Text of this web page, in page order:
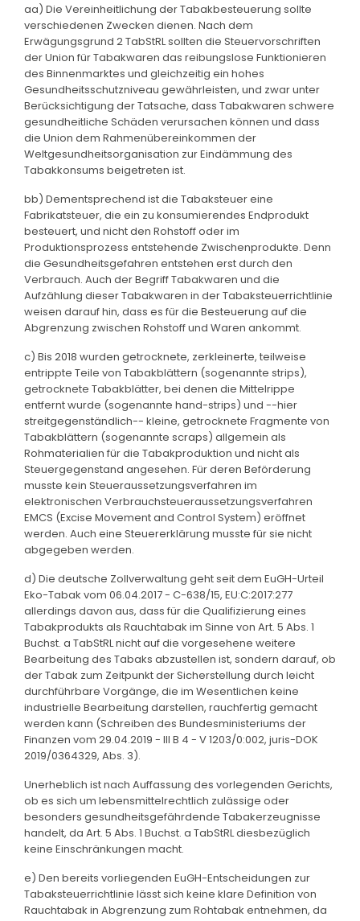
aa) Die Vereinheitlichung der Tabakbesteuerung sollte
verschiedenen Zwecken dienen. Nach dem
Erwägungsgrund 2 TabStRL sollten die Steuervorschriften
der Union für Tabakwaren das reibungslose Funktionieren
des Binnenmarktes und gleichzeitig ein hohes
Gesundheitsschutzniveau gewährleisten, und zwar unter
Berücksichtigung der Tatsache, dass Tabakwaren schwere
gesundheitliche Schäden verursachen können und dass
die Union dem Rahmenübereinkommen der
Weltgesundheitsorganisation zur Eindämmung des
Tabakkonsums beigetreten ist.
bb) Dementsprechend ist die Tabaksteuer eine
Fabrikatsteuer, die ein zu konsumierendes Endprodukt
besteuert, und nicht den Rohstoff oder im
Produktionsprozess entstehende Zwischenprodukte. Denn
die Gesundheitsgefahren entstehen erst durch den
Verbrauch. Auch der Begriff Tabakwaren und die
Aufzählung dieser Tabakwaren in der Tabaksteuerrichtlinie
weisen darauf hin, dass es für die Besteuerung auf die
Abgrenzung zwischen Rohstoff und Waren ankommt.
c) Bis 2018 wurden getrocknete, zerkleinerte, teilweise
entrippte Teile von Tabakblättern (sogenannte strips),
getrocknete Tabakblätter, bei denen die Mittelrippe
entfernt wurde (sogenannte hand-strips) und --hier
streitgegenständlich-- kleine, getrocknete Fragmente von
Tabakblättern (sogenannte scraps) allgemein als
Rohmaterialien für die Tabakproduktion und nicht als
Steuergegenstand angesehen. Für deren Beförderung
musste kein Steueraussetzungsverfahren im
elektronischen Verbrauchsteueraussetzungsverfahren
EMCS (Excise Movement and Control System) eröffnet
werden. Auch eine Steuererklärung musste für sie nicht
abgegeben werden.
d) Die deutsche Zollverwaltung geht seit dem EuGH-Urteil
Eko-Tabak vom 06.04.2017 - C-638/15, EU:C:2017:277
allerdings davon aus, dass für die Qualifizierung eines
Tabakprodukts als Rauchtabak im Sinne von Art. 5 Abs. 1
Buchst. a TabStRL nicht auf die vorgesehene weitere
Bearbeitung des Tabaks abzustellen ist, sondern darauf, ob
der Tabak zum Zeitpunkt der Sicherstellung durch leicht
durchführbare Vorgänge, die im Wesentlichen keine
industrielle Bearbeitung darstellen, rauchfertig gemacht
werden kann (Schreiben des Bundesministeriums der
Finanzen vom 29.04.2019 - III B 4 - V 1203/0:002, juris-DOK
2019/0364329, Abs. 3).
Unerheblich ist nach Auffassung des vorlegenden Gerichts,
ob es sich um lebensmittelrechtlich zulässige oder
besonders gesundheitsgefährdende Tabakerzeugnisse
handelt, da Art. 5 Abs. 1 Buchst. a TabStRL diesbezüglich
keine Einschränkungen macht.
e) Den bereits vorliegenden EuGH-Entscheidungen zur
Tabaksteuerrichtlinie lässt sich keine klare Definition von
Rauchtabak in Abgrenzung zum Rohtabak entnehmen, da